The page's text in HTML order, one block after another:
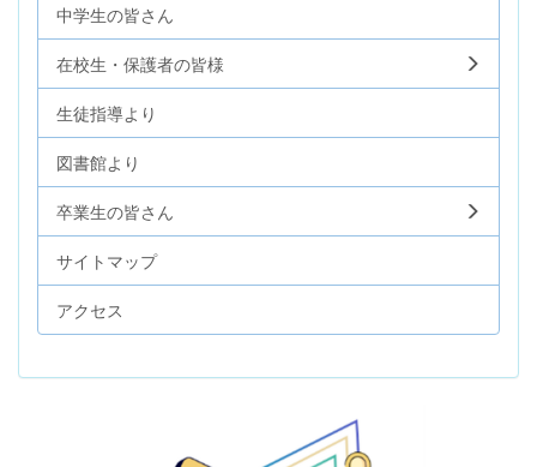
中学生の皆さん
在校生・保護者の皆様
生徒指導より
図書館より
卒業生の皆さん
サイトマップ
アクセス